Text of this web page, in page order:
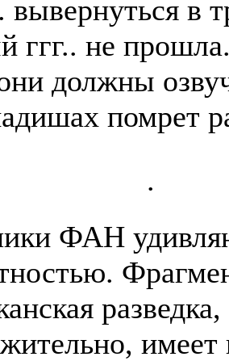
вывернуться в
ггг.. не
должны
помрет
.
ФАН
разведка,
имеет